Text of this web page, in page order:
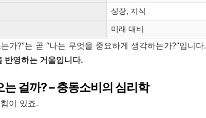
성장, 지식
미래 대비
가?”는 곧 “나는 무엇을 중요하게 생각하는가?”입니다.
반영하는 거울입니다.
는 걸까? – 충동소비의 심리학
이 있죠.